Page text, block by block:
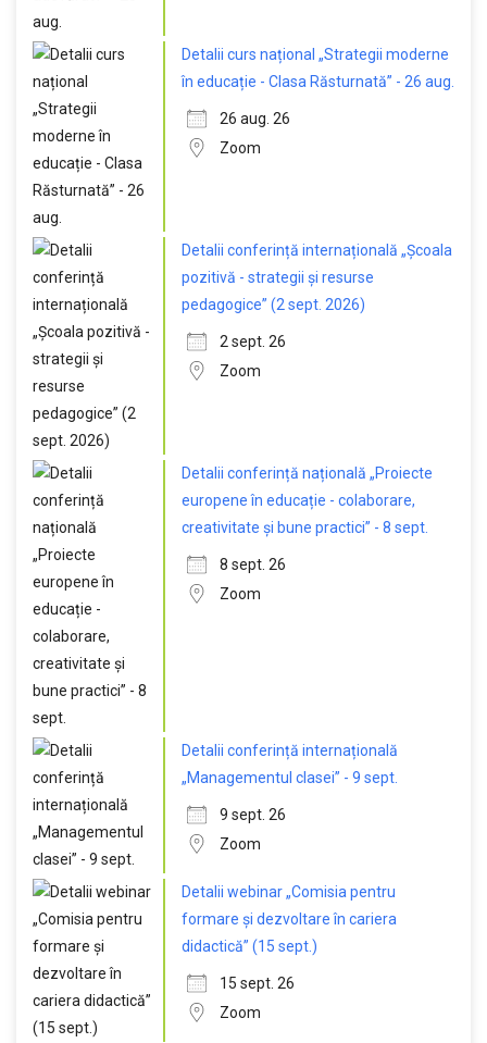
Detalii curs național „Strategii moderne
în educație - Clasa Răsturnată” - 26 aug.
26 aug. 26
Zoom
Detalii conferință internațională „Școala
pozitivă - strategii și resurse
pedagogice” (2 sept. 2026)
2 sept. 26
Zoom
Detalii conferință națională „Proiecte
europene în educație - colaborare,
creativitate și bune practici” - 8 sept.
8 sept. 26
Zoom
Detalii conferință internațională
„Managementul clasei” - 9 sept.
9 sept. 26
Zoom
Detalii webinar „Comisia pentru
formare și dezvoltare în cariera
didactică” (15 sept.)
15 sept. 26
Zoom